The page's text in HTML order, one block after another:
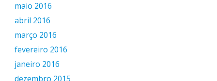
maio 2016
abril 2016
março 2016
fevereiro 2016
janeiro 2016
dezembro 2015